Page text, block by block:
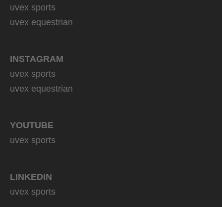
uvex sports
uvex equestrian
INSTAGRAM
uvex sports
uvex equestrian
YOUTUBE
uvex sports
LINKEDIN
uvex sports